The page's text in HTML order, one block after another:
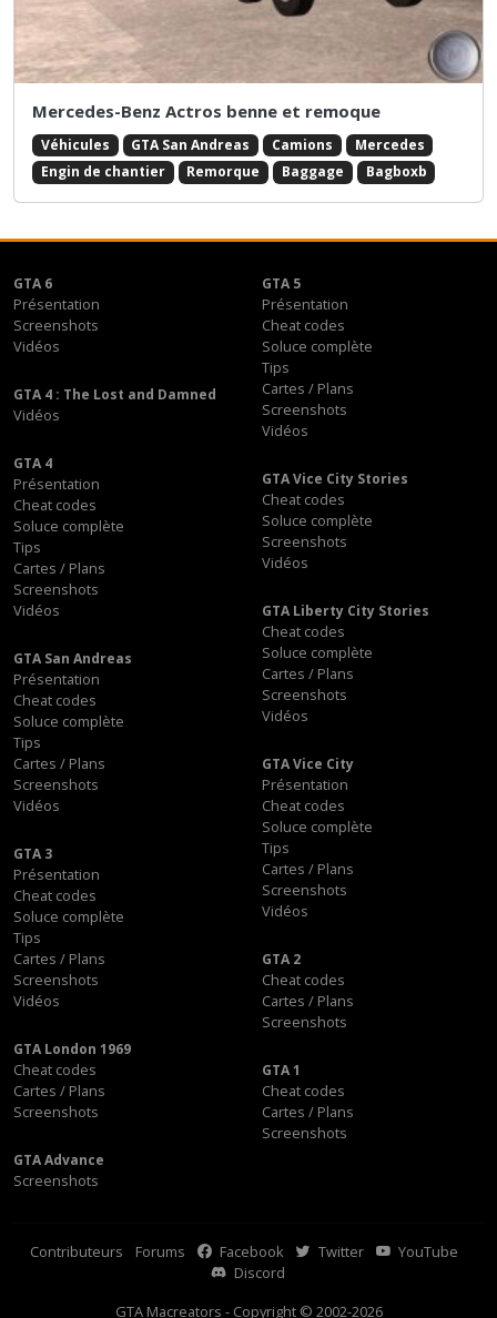
Mercedes-Benz Actros benne et remoque
Véhicules GTA San Andreas Camions
Mercedes
Engin de chantier
Remorque Baggage Bagboxb
GTA 6
Présentation
Screenshots
Vidéos
GTA 5
Présentation
Cheat codes
Soluce complète
Tips
Cartes / Plans
Screenshots
Vidéos
GTA 4 : The Lost and Damned
Vidéos
GTA 4
Présentation
Cheat codes
Soluce complète
Tips
Cartes / Plans
Screenshots
Vidéos
GTA Vice City Stories
Cheat codes
Soluce complète
Screenshots
Vidéos
GTA Liberty City Stories
Cheat codes
Soluce complète
Cartes / Plans
Screenshots
Vidéos
GTA San Andreas
Présentation
Cheat codes
Soluce complète
Tips
Cartes / Plans
Screenshots
Vidéos
GTA Vice City
Présentation
Cheat codes
Soluce complète
Tips
Cartes / Plans
Screenshots
Vidéos
GTA 3
Présentation
Cheat codes
Soluce complète
Tips
Cartes / Plans
Screenshots
Vidéos
GTA 2
Cheat codes
Cartes / Plans
Screenshots
GTA London 1969
Cheat codes
Cartes / Plans
Screenshots
GTA 1
Cheat codes
Cartes / Plans
Screenshots
GTA Advance
Screenshots
Contributeurs Forums Facebook Twitter
YouTube
Discord
GTA Macreators - Copyright © 2002-2026